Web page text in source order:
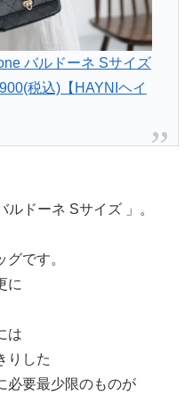
バルドーネ Sサイズ
税込)【HAYNIヘイ
ルドーネ Sサイズ 」。
です。
に
は
りした
必要最少限のものが